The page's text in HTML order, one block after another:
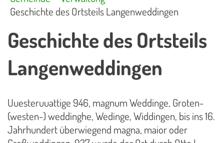
Geschichte des Ortsteils Langenweddingen
Geschichte des Ortsteils
Langenweddingen
Uuesteruuattige 946, magnum Weddinge, Groten-
(westen-) weddinghe, Wedinge, Widdingen, bis ins 16.
Jahrhundert überwiegend magna, maior oder